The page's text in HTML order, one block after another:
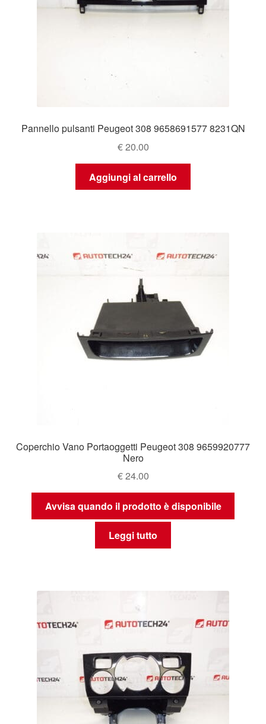
Pannello pulsanti Peugeot 308 9658691577 8231QN
€20.00
Aggiungi al carrello
Coperchio Vano Portaoggetti Peugeot 308 9659920777
Nero
€24.00
Avvisa quando il prodotto è disponibile
Leggi tutto